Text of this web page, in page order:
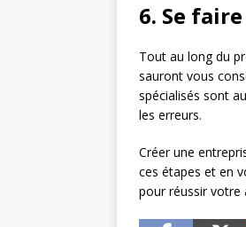
6. Se
Tout au long du
sauront vous
spécialisés sont
les erreurs.
Créer une
ces étapes et en
pour réussir votre